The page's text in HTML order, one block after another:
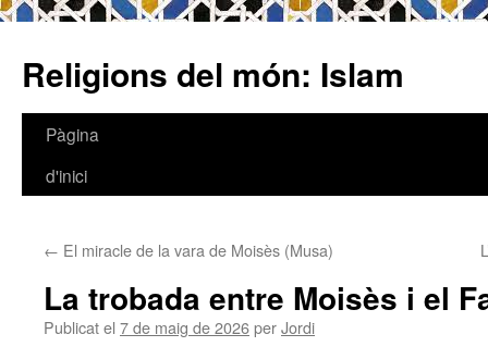
Religions del món: Islam
Vés
Pàgina
d'inici
← El miracle de la vara de Moisès (Musa)
La trobada entre Moisès i el
Publicat el 7 de maig de 2026perJordi